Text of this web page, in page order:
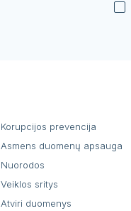
Korupcijos prevencija
Asmens duomenų apsauga
Nuorodos
Veiklos sritys
Atviri duomenys